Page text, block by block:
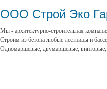
ООО Строй Эко
Мы - архитектурно-строительная
Строим из бетона любые лестницы и
Одномаршевые, двумаршевые, винтовые,